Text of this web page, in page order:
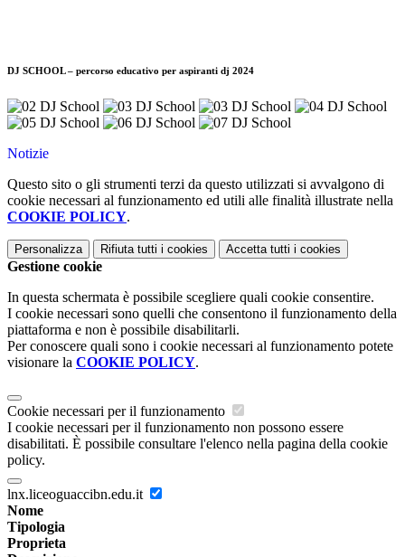
DJ SCHOOL – percorso educativo per aspiranti dj 2024
Notizie
Questo sito o gli strumenti terzi da questo utilizzati si avvalgono di
cookie necessari al funzionamento ed utili alle finalità illustrate nella
COOKIE POLICY.
Personalizza Rifiuta tutti i cookies Accetta tutti i cookies
Gestione cookie
In questa schermata è possibile scegliere quali cookie consentire.
I cookie necessari sono quelli che consentono il funzionamento della
piattaforma e non è possibile disabilitarli.
Per conoscere quali sono i cookie necessari al funzionamento potete
visionare la COOKIE POLICY.
Cookie necessari per il funzionamento
I cookie necessari per il funzionamento non possono essere
disabilitati. È possibile consultare l'elenco nella pagina della cookie
policy.
lnx.liceoguaccibn.edu.it
Nome
Tipologia
Proprieta